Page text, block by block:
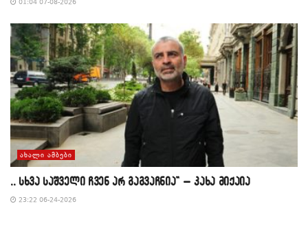
ᲐᲮᲐᲚᲘ ᲐᲛᲑᲔᲑᲘ
,, სხვა საშველი ჩვენ არ გაგვაჩნია” – კახა მიქაია
23:22 06-24-2026